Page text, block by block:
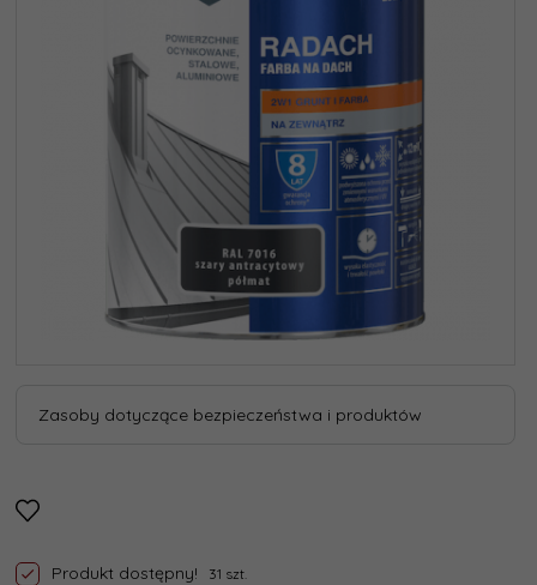
Zasoby dotyczące bezpieczeństwa i produktów
Produkt dostępny! 31 szt.